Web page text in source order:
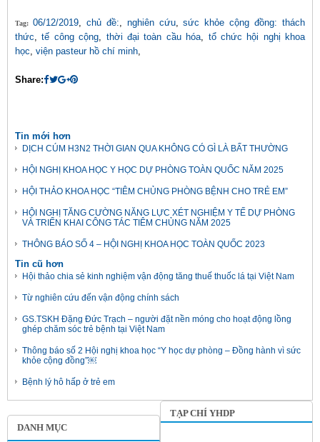
DANH MỤC
Tag: 06/12/2019, chủ đề: nghiên cứu,sức khỏe cộng đồng: thách
thức ,tế công cộng thời đại toàn cầu hóa
tổ chức hội nghị khoa
học viện pasteur hồ chí minh
Share:
Tin mới hơn
DỊCH CÚM H3N2 THỜI GIAN QUA KHÔNG CÓ GÌ LÀ BẤT THƯỜNG
HỘI NGHỊ KHOA HỌC Y HỌC DỰ PHÒNG TOÀN QUỐC NĂM 2025
HỘI THẢO KHOA HỌC “TIÊM CHỦNG PHÒNG BỆNH CHO TRẺ EM”
HỘI NGHỊ TĂNG CƯỜNG NĂNG LỰC XÉT NGHIỆM Y TẾ DỰ PHÒNG
VÀ TRIỂN KHAI CÔNG TÁC TIÊM CHỦNG NĂM 2025
THÔNG BÁO SỐ 4 – HỘI NGHỊ KHOA HỌC TOÀN QUỐC 2023
Tin cũ hơn
Hội thảo chia sẻ kinh nghiệm vận động tăng thuế thuốc lá tại Việt Nam
Từ nghiên cứu đến vận động chính sách
GS.TSKH Đặng Đức Trạch – người đặt nền móng cho hoạt động lồng
ghép chăm sóc trẻ bệnh tại Việt Nam
Thông báo số 2 Hội nghị khoa học “Y học dự phòng – Đồng hành vì sức
khỏe cộng đồng”￼
Bệnh lý hô hấp ở trẻ em
TẠP CHÍ YHDP